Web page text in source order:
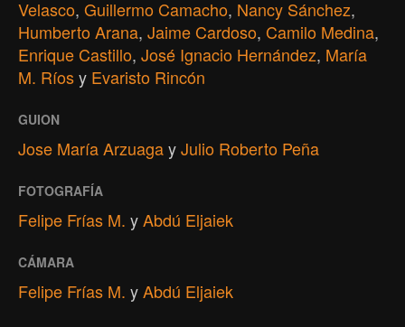
Velasco, Guillermo Camacho, Nancy Sánchez,
Humberto Arana, Jaime Cardoso, Camilo Medina,
Enrique Castillo, José Ignacio Hernández, María
M. Ríosy Evaristo Rincón
GUION
Jose María ArzuagayJulio Roberto Peña
FOTOGRAFÍA
Felipe Frías M. yAbdú Eljaiek
CÁMARA
Felipe Frías M. yAbdú Eljaiek